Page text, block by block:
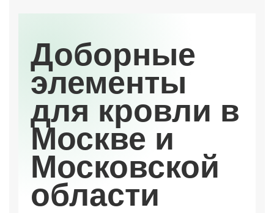
Доборные
элементы
для кровли в
Москве и
Московской
области